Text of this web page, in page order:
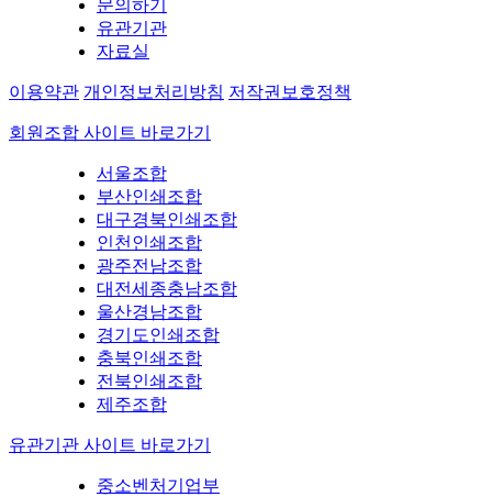
문의하기
유관기관
자료실
이용약관 개인정보처리방침 저작권보호정책
회원조합 사이트 바로가기
서울조합
부산인쇄조합
대구경북인쇄조합
인천인쇄조합
광주전남조합
대전세종충남조합
울산경남조합
경기도인쇄조합
충북인쇄조합
전북인쇄조합
제주조합
유관기관 사이트 바로가기
중소벤처기업부